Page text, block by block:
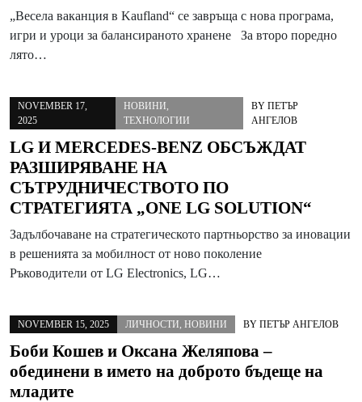
„Весела ваканция в Kaufland“ се завръща с нова програма,
игри и уроци за балансираното хранене За второ поредно
лято…
NOVEMBER 17,
2025
НОВИНИ
ТЕХНОЛОГИИ
BY ПЕТЪР
АНГЕЛОВ
LG И MERCEDES-BENZ ОБСЪЖДАТ
РАЗШИРЯВАНЕ НА
СЪТРУДНИЧЕСТВОТО ПО
СТРАТЕГИЯТА „ONE LG SOLUTION“
Задълбочаване на стратегическото партньорство за иновации
в решенията за мобилност от ново поколение
Ръководители от LG Electronics, LG…
NOVEMBER 15, 2025 ЛИЧНОСТИ НОВИНИ BY ПЕТЪР АНГЕЛОВ
Боби Кошев и Оксана Желяпова –
обединени в името на доброто бъдеще на
младите